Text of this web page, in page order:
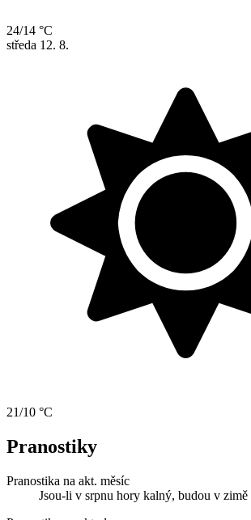
24/14 °C
středa 12. 8.
21/10 °C
Pranostiky
Pranostika na akt. měsíc
Jsou-li v srpnu hory kalný, budou v